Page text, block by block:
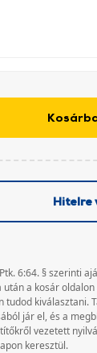
Hitelre
6:64. § szerinti
a kosár
kiválasztani.
jár el, és a
vezetett
keresztül.